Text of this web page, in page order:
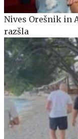
Nives Orešnik in
razšla